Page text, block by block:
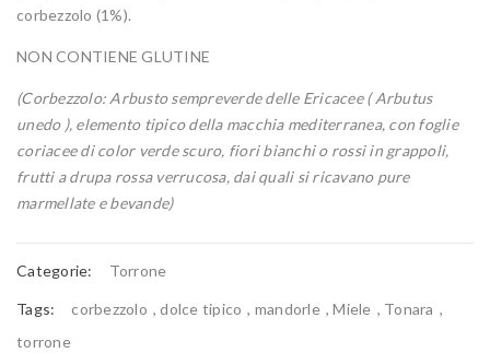
corbezzolo (1%).
NON CONTIENE GLUTINE
(Corbezzolo: Arbusto sempreverde delle Ericacee ( Arbutus
unedo ), elemento tipico della macchia mediterranea, con foglie
coriacee di color verde scuro, fiori bianchi o rossi in grappoli,
frutti a drupa rossa verrucosa, dai quali si ricavano pure
marmellate e bevande)
Categorie: Torrone
Tags: corbezzolo ,dolce tipico , mandorle ,Miele , Tonara ,
torrone